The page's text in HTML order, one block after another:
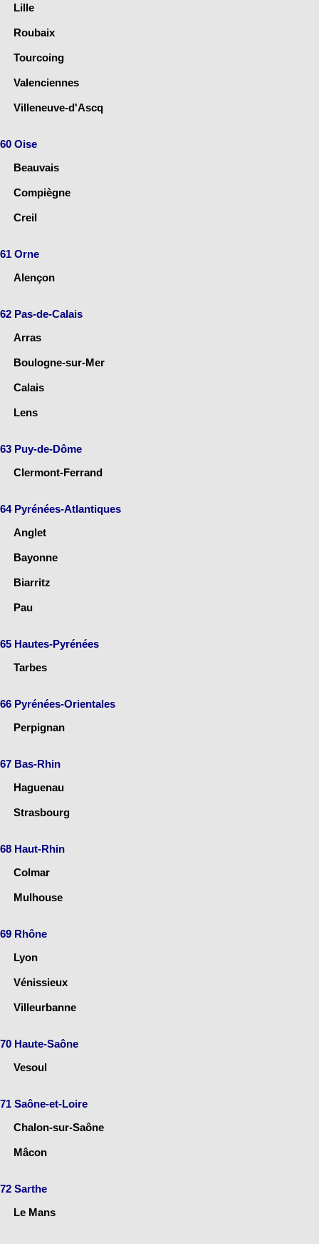
Lille
Roubaix
Tourcoing
Valenciennes
Villeneuve-d'Ascq
60 Oise
Beauvais
Compiègne
Creil
61 Orne
Alençon
62 Pas-de-Calais
Arras
Boulogne-sur-Mer
Calais
Lens
63 Puy-de-Dôme
Clermont-Ferrand
64 Pyrénées-Atlantiques
Anglet
Bayonne
Biarritz
Pau
65 Hautes-Pyrénées
Tarbes
66 Pyrénées-Orientales
Perpignan
67 Bas-Rhin
Haguenau
Strasbourg
68 Haut-Rhin
Colmar
Mulhouse
69 Rhône
Lyon
Vénissieux
Villeurbanne
70 Haute-Saône
Vesoul
71 Saône-et-Loire
Chalon-sur-Saône
Mâcon
72 Sarthe
Le Mans